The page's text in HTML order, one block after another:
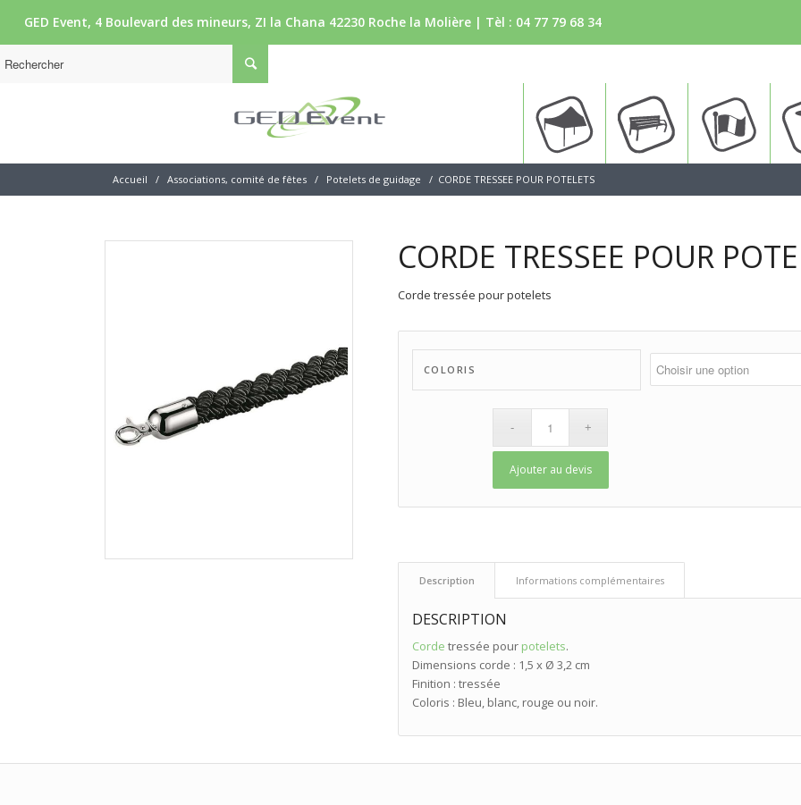
GED Event, 4 Boulevard des mineurs, ZI la Chana 42230 Roche la Molière | Tèl : 04 77 79 68 34
Tente Bancs
Accueil / Associations, comité de fêtes / Potelets de guidage / CORDE TRESSEE POUR POTELETS
CORDE TRESSEE POUR
Corde tressée pour potelets
COLORIS
Ajouter au devis
Description Informations complémentaires
DESCRIPTION
Corde tressée pour potelets.
Dimensions corde : 1,5 x Ø 3,2 cm
Finition : tressée
Coloris : Bleu, blanc, rouge ou noir.